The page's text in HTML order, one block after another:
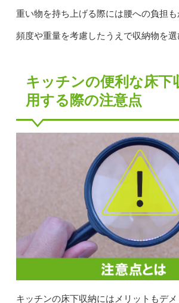
重い物を持ち上げる際には腰への負担
頻度や重量を考慮したうえで収納物を選
キッチンの便利な床下
用する際の注意点
キッチンの床下収納にはメリットもデ